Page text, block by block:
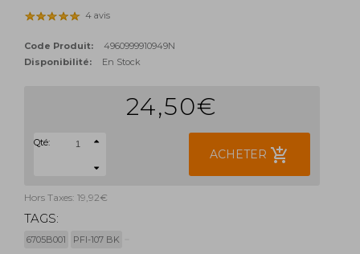
4 avis
Code Produit:
4960999910949N
Disponibilité:
En Stock
24,50€
Qté:
ACHETER add_shopping_cart
Hors Taxes: 19,92€
TAGS:
6705B001 PFI-107 BK